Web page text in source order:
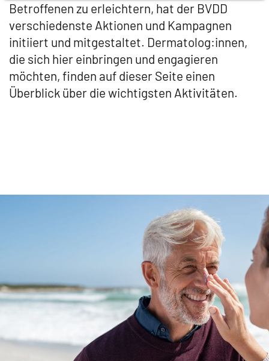
Betroffenen zu erleichtern, hat der BVDD
verschiedenste Aktionen und Kampagnen
initiiert und mitgestaltet. Dermatolog:innen,
die sich hier einbringen und engagieren
möchten, finden auf dieser Seite einen
Überblick über die wichtigsten Aktivitäten.